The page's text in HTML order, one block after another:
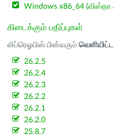
Windows x86_64 (விஸ்தா
கிடைக்கும் பதிப்புகள்
லிப்ரெஓபிஸ் பின்வரும் வெளியிட்ட
26.2.5
26.2.4
26.2.3
26.2.2
26.2.1
26.2.0
25.8.7